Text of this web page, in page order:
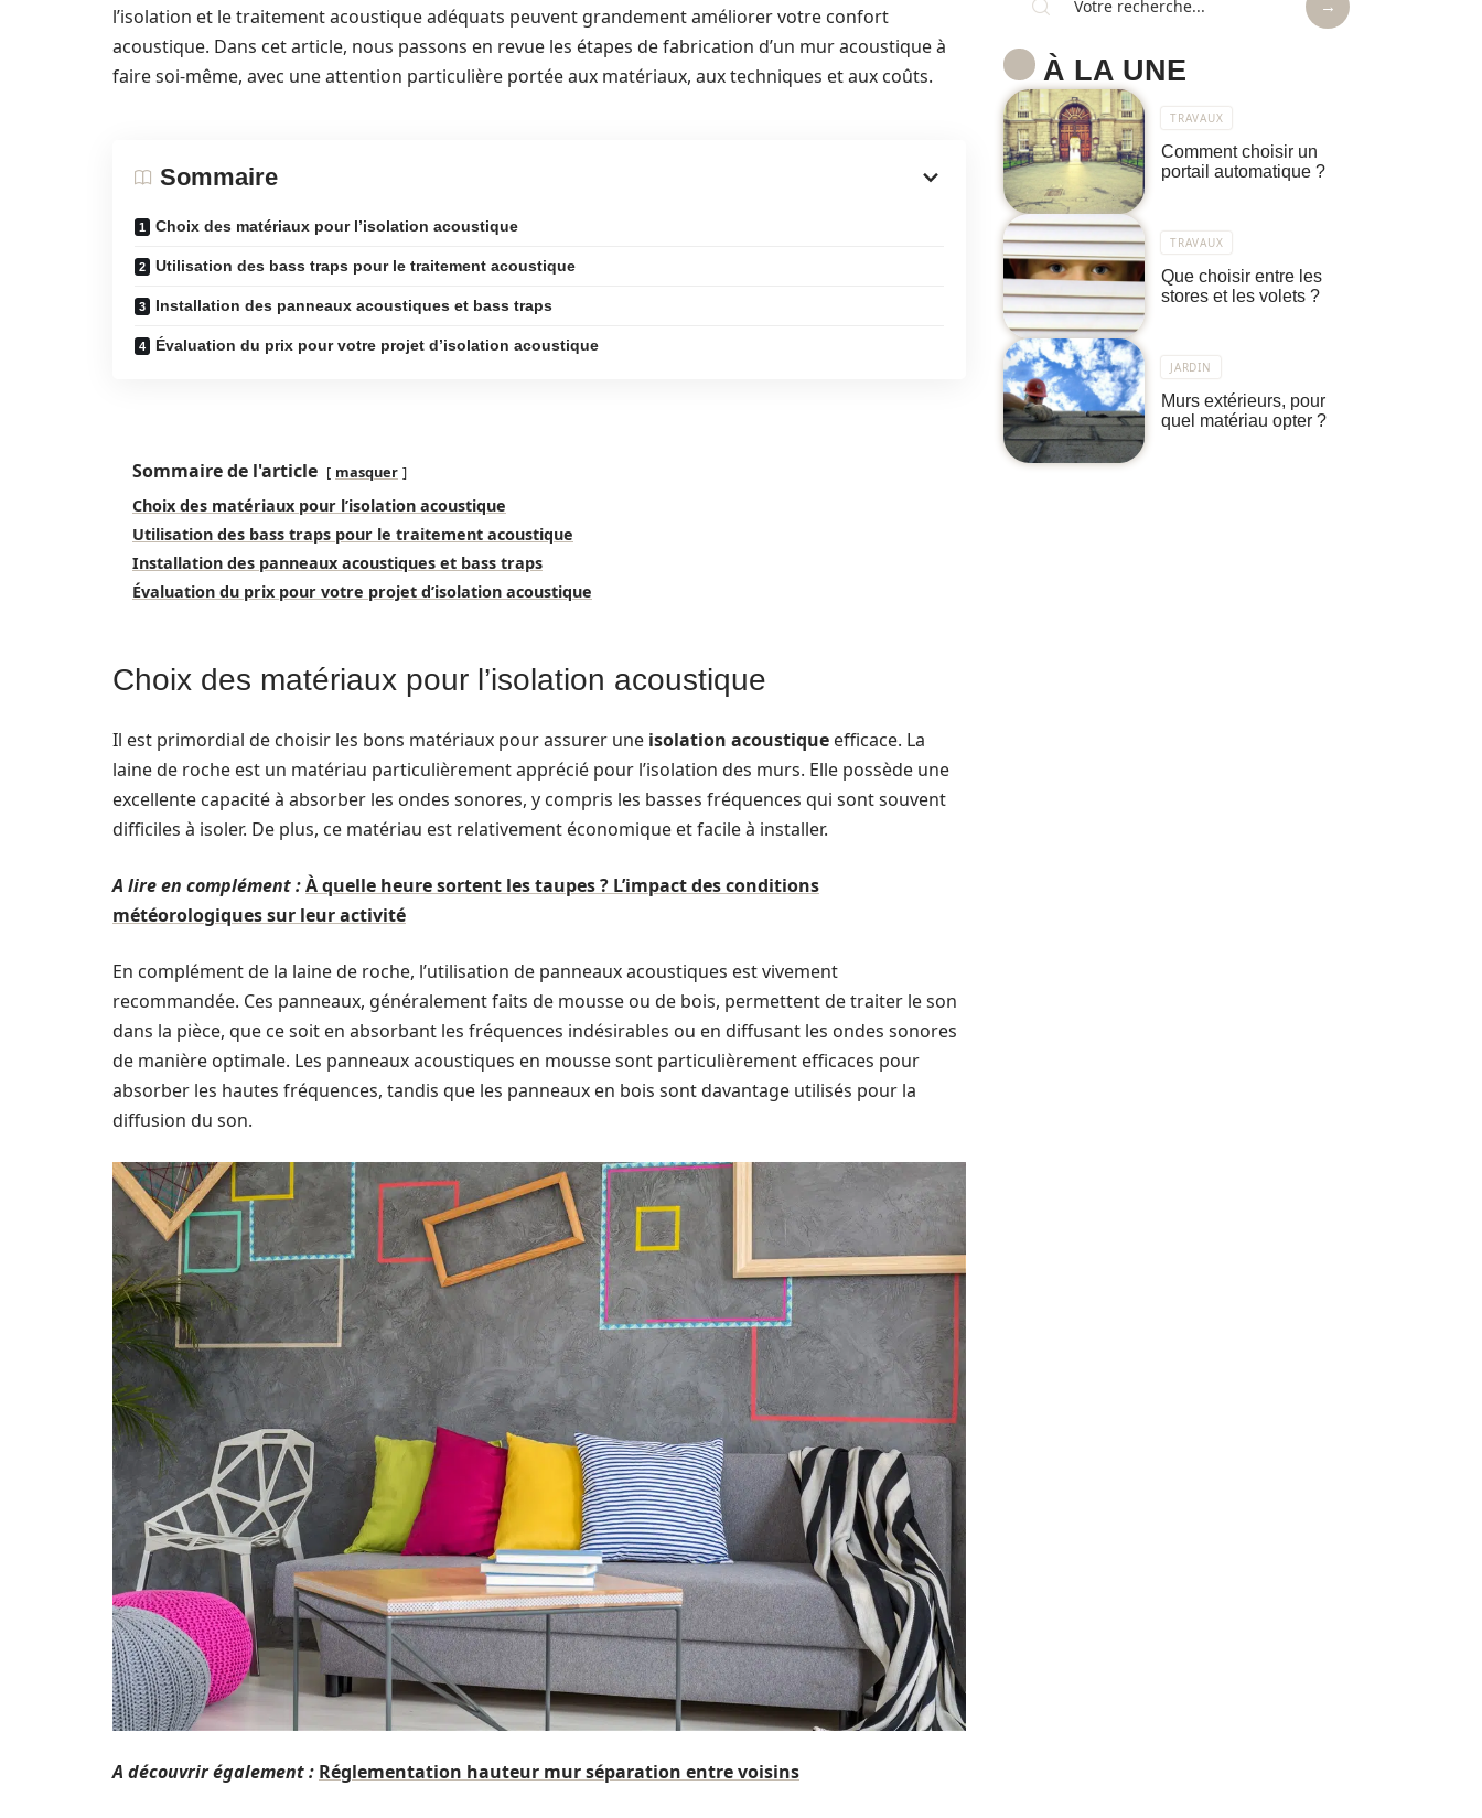
l’isolation et le traitement acoustique adéquats peuvent grandement améliorer votre confort
acoustique. Dans cet article, nous passons en revue les étapes de fabrication d’un mur acoustique à
faire soi-même, avec une attention particulière portée aux matériaux, aux techniques et aux coûts.
Sommaire
Choix des matériaux pour l’isolation acoustique
Utilisation des bass traps pour le traitement acoustique
Installation des panneaux acoustiques et bass traps
Évaluation du prix pour votre projet d’isolation acoustique
Sommaire de l'article masquer
Choix des matériaux pour l’isolation acoustique
Utilisation des bass traps pour le traitement acoustique
Installation des panneaux acoustiques et bass traps
Évaluation du prix pour votre projet d’isolation acoustique
Choix des matériaux pour l’isolation acoustique
Il est primordial de choisir les bons matériaux pour assurer une isolation acoustique efficace. La
laine de roche est un matériau particulièrement apprécié pour l’isolation des murs. Elle possède une
excellente capacité à absorber les ondes sonores, y compris les basses fréquences qui sont souvent
difficiles à isoler. De plus, ce matériau est relativement économique et facile à installer.
A lire en complément :À quelle heure sortent les taupes ? L’impact des conditions
météorologiques sur leur activité
En complément de la laine de roche, l’utilisation de panneaux acoustiques est vivement
recommandée. Ces panneaux, généralement faits de mousse ou de bois, permettent de traiter le son
dans la pièce, que ce soit en absorbant les fréquences indésirables ou en diffusant les ondes sonores
de manière optimale. Les panneaux acoustiques en mousse sont particulièrement efficaces pour
absorber les hautes fréquences, tandis que les panneaux en bois sont davantage utilisés pour la
diffusion du son.
A découvrir également : Réglementation hauteur mur séparation entre voisins
À LA UNE
TRAVAUX
Comment choisir un
portail automatique ?
TRAVAUX
Que choisir entre les
stores et les volets ?
JARDIN
Murs extérieurs, pour
quel matériau opter ?